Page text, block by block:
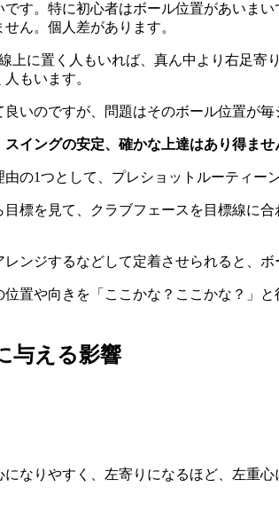
す。特に初心者はボール位置があいま
ん。個人差があります。
上に置く人もいれば、真ん中より右足
もいます。
いのですが、問題はそのボール位置が
イングの安定、確かな上達はあり得ませ
の1つとして、プレショットルーティー
標を見て、クラブフェースを目標線に
ンジするなどして定着させられると、ボ
置や向きを「ここかな？ここかな？」
与える影響
なりやすく、左寄りになるほど、左重